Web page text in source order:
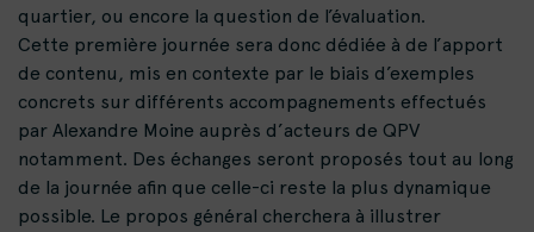
quartier, ou encore la question de l’évaluation.
Cette première journée sera donc dédiée à de l’apport
de contenu, mis en contexte par le biais d’exemples
concrets sur différents accompagnements effectués
par Alexandre Moine auprès d’acteurs de QPV
notamment. Des échanges seront proposés tout au long
de la journée afin que celle-ci reste la plus dynamique
possible. Le propos général cherchera à illustrer